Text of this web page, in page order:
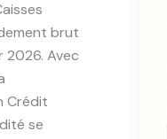
brut
2026. Avec
Crédit
se